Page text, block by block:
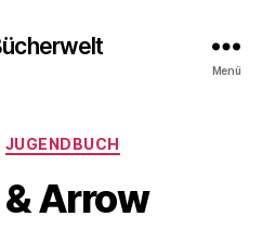
Menü
Kategorien
JUGENDBUCH
Arrow